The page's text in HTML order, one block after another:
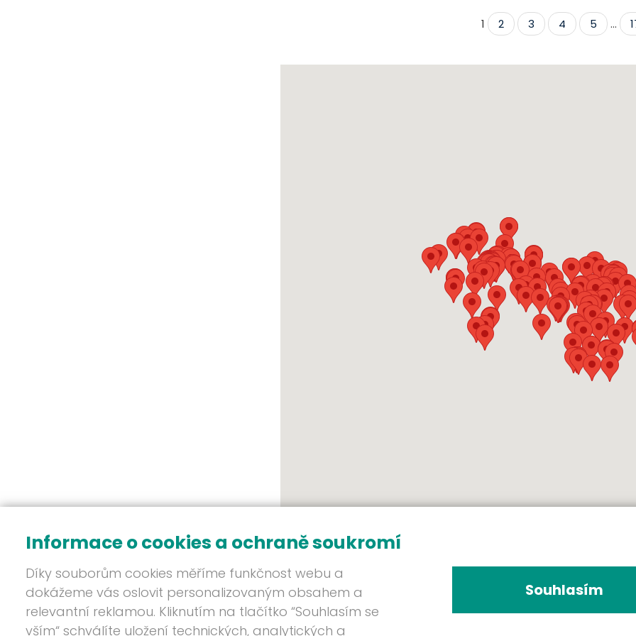
1 2 3 4 5 ...
Informace o cookies a ochraně soukromí
Díky souborům cookies měříme funkčnost webu a
dokážeme vás oslovit personalizovaným obsahem a
relevantní reklamou. Kliknutím na tlačítko “Souhlasím se
vším“ schválíte uložení technických, analytických a
Souhlasím